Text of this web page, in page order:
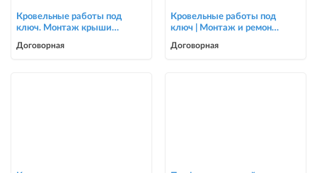
Кровельные работы под
ключ. Монтаж крыши
коттеджей
Договорная
Кровельные работы под
ключ | Монтаж и ремонт
Договорная